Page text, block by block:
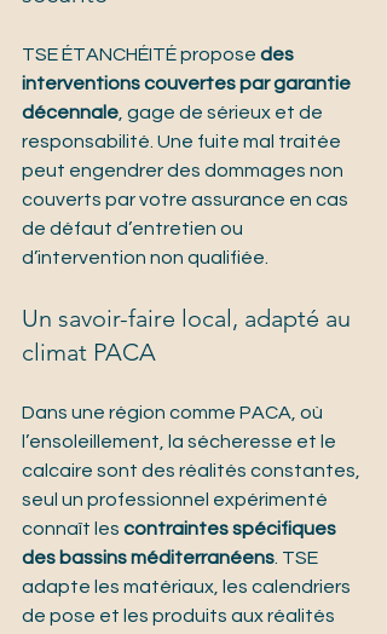
TSE ÉTANCHÉITÉ propose des
interventions couvertes par garantie
décennale , gage de sérieux et de
responsabilité. Une fuite mal traitée
peut engendrer des dommages non
couverts par votre assurance en cas
de défaut d’entretien ou
d’intervention non qualifiée.
Un savoir-faire local, adapté au
climat PACA
Dans une région comme PACA, où
l’ensoleillement, la sécheresse et le
calcaire sont des réalités constantes,
seul un professionnel expérimenté
connaît les contraintes spécifiques
des bassins méditerranéens . TSE
adapte les matériaux, les calendriers
de pose et les produits aux réalités